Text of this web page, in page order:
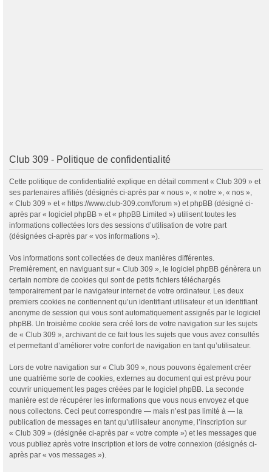
Club 309 - Politique de confidentialité
Cette politique de confidentialité explique en détail comment « Club 309 » et
ses partenaires affiliés (désignés ci-après par « nous », « notre », « nos »,
« Club 309 » et « https://www.club-309.com/forum ») et phpBB (désigné ci-
après par « logiciel phpBB » et « phpBB Limited ») utilisent toutes les
informations collectées lors des sessions d’utilisation de votre part
(désignées ci-après par « vos informations »).
Vos informations sont collectées de deux manières différentes.
Premièrement, en naviguant sur « Club 309 », le logiciel phpBB génèrera un
certain nombre de cookies qui sont de petits fichiers téléchargés
temporairement par le navigateur internet de votre ordinateur. Les deux
premiers cookies ne contiennent qu’un identifiant utilisateur et un identifiant
anonyme de session qui vous sont automatiquement assignés par le logiciel
phpBB. Un troisième cookie sera créé lors de votre navigation sur les sujets
de « Club 309 », archivant de ce fait tous les sujets que vous avez consultés
et permettant d’améliorer votre confort de navigation en tant qu’utilisateur.
Lors de votre navigation sur « Club 309 », nous pouvons également créer
une quatrième sorte de cookies, externes au document qui est prévu pour
couvrir uniquement les pages créées par le logiciel phpBB. La seconde
manière est de récupérer les informations que vous nous envoyez et que
nous collectons. Ceci peut correspondre — mais n’est pas limité à — la
publication de messages en tant qu’utilisateur anonyme, l’inscription sur
« Club 309 » (désignée ci-après par « votre compte ») et les messages que
vous publiez après votre inscription et lors de votre connexion (désignés ci-
après par « vos messages »).